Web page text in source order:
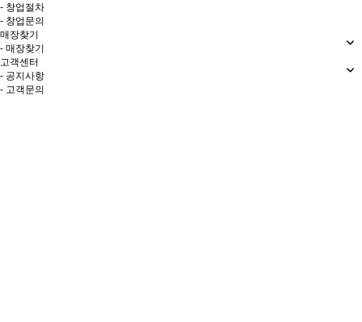
- 창업절차
- 창업문의
매장찾기
- 매장찾기
고객센터
- 공지사항
- 고객문의